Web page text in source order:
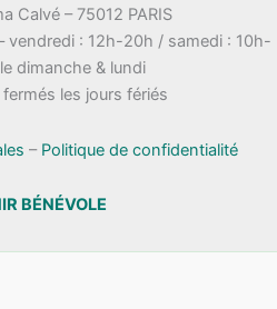
Calvé – 75012 PARIS
vendredi : 12h-20h / samedi : 10h-
dimanche & lundi
les jours fériés
– Politique de confidentialité
BÉNÉVOLE